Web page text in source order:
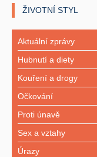
ŽIVOTNÍ STYL
Aktuální zprávy
Hubnutí a diety
Kouření a drogy
Očkování
Proti únavě
Sex a vztahy
Úrazy